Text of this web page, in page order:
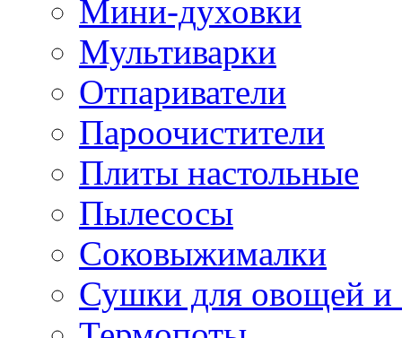
Мини-духовки
Мультиварки
Отпариватели
Пароочистители
Плиты настольные
Пылесосы
Соковыжималки
Сушки для овощей и